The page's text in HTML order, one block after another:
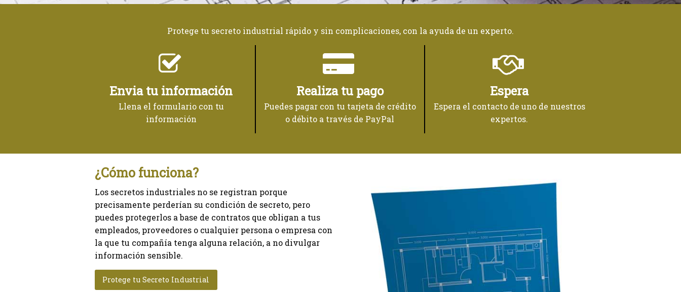
Protege tu secreto industrial rápido y sin complicaciones, con la ayuda de un experto.
Envia tu información
Llena el formulario con tu
información
Realiza tu pago
Puedes pagar con tu tarjeta de crédito
o débito a través de PayPal
Espera
Espera el contacto de uno de nuestros
expertos.
¿Cómo funciona?
Los secretos industriales no se registran porque
precisamente perderían su condición de secreto, pero
puedes protegerlos a base de contratos que obligan a tus
empleados, proveedores o cualquier persona o empresa con
la que tu compañía tenga alguna relación, a no divulgar
información sensible.
Protege tu Secreto Industrial